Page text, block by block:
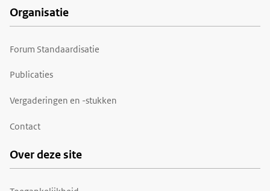
Organisatie
Forum Standaardisatie
Publicaties
Vergaderingen en -stukken
Contact
Over deze site